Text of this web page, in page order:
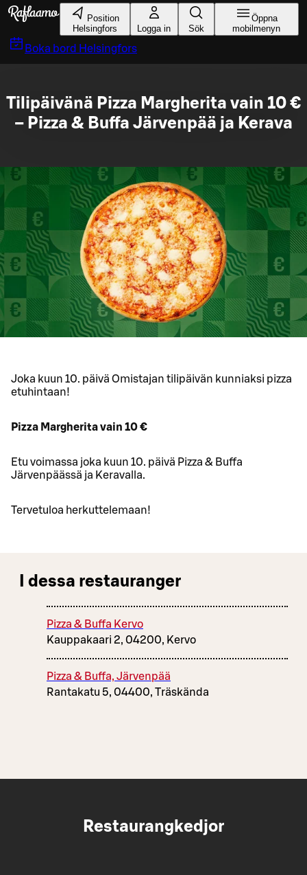
Gå till huvudinnehållet
Position
Helsingfors
Logga in Sök
Öppna
mobilmenyn
Boka bord Helsingfors
Tilipäivänä Pizza Margherita vain 10 €
– Pizza & Buffa Järvenpää ja Kerava
Joka kuun 10. päivä Omistajan tilipäivän kunniaksi pizza
etuhintaan!
Pizza Margherita vain 10 €
Etu voimassa joka kuun 10. päivä Pizza & Buffa
Järvenpäässä ja Keravalla.
Tervetuloa herkuttelemaan!
I dessa restauranger
Pizza & Buffa Kervo
Kauppakaari 2, 04200, Kervo
Pizza & Buffa, Järvenpää
Rantakatu 5, 04400, Träskända
Restaurangkedjor